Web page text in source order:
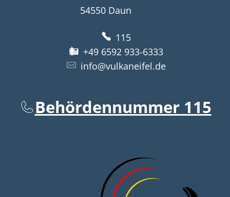
54550 Daun
115
+49 6592 933-6333
info@vulkaneifel.de
Behördennummer 115